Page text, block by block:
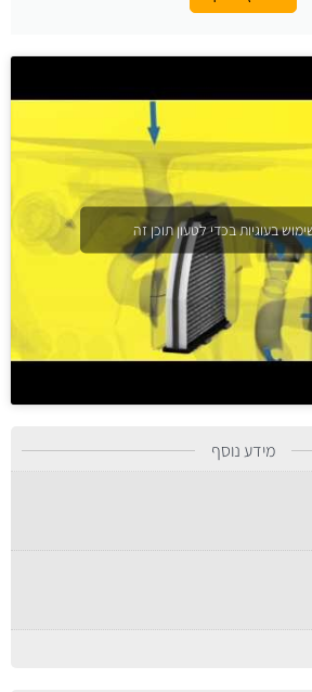
בעוגיות בכדי לטעון תוכן זה
מידע נוסף